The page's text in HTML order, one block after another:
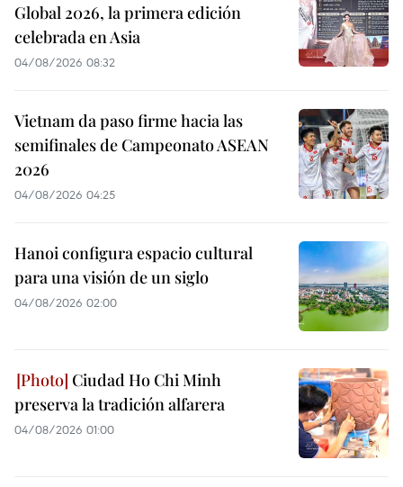
Global 2026, la primera edición
celebrada en Asia
04/08/2026 08:32
Vietnam da paso firme hacia las
semifinales de Campeonato ASEAN
2026
04/08/2026 04:25
Hanoi configura espacio cultural
para una visión de un siglo
04/08/2026 02:00
Ciudad Ho Chi Minh
preserva la tradición alfarera
04/08/2026 01:00